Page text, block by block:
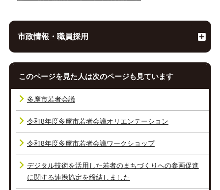
市政情報・職員採用
このページを見た人は次のページも見ています
多摩市若者会議
令和8年度多摩市若者会議オリエンテーション
令和8年度多摩市若者会議ワークショップ
デジタル技術を活用した若者のまちづくりへの参画促進
に関する連携協定を締結しました